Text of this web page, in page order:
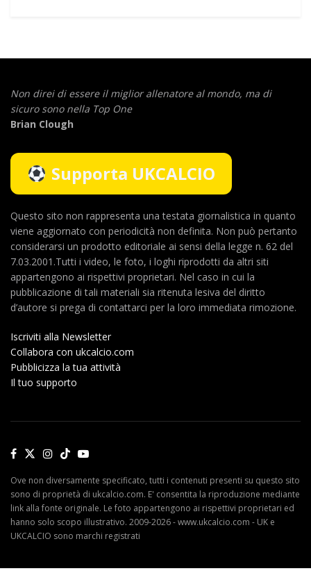
Non direi di essere il miglior allenatore al mondo, ma di
sicuro sono nella Top One
Brian Clough
Supporta UKCALCIO
Questo sito non rappresenta una testata giornalistica in quanto
viene aggiornato con periodicità non definita. Non può pertanto
considerarsi un prodotto editoriale ai sensi della legge n. 62 del
7.03.2001.Tutti i video, le foto, i loghi riprodotti da altri siti
appartengono ai rispettivi proprietari. Nel caso in cui la
pubblicazione di tali materiali sia ritenuta lesiva del diritto
d’autore si prega di contattarci per la loro immediata rimozione.
Iscriviti alla Newsletter
Collabora con ukcalcio.com
Pubblicizza la tua attività
Il tuo supporto
Ove non diversamente specificato, tutti i contenuti presenti su questo sito
sono di proprietà di ukcalcio.com. E' consentita la riproduzione mediante
link alla fonte originale. Le foto appartengono ai rispettivi proprietari ed
hanno solo scopo illustrativo. 2009-2026 - www.ukcalcio.com - UK e
UKCALCIO sono marchi registrati